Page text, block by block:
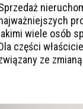
wiele osób
części
ze